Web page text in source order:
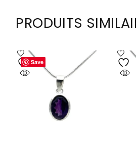
PRODUITS
Save
Save